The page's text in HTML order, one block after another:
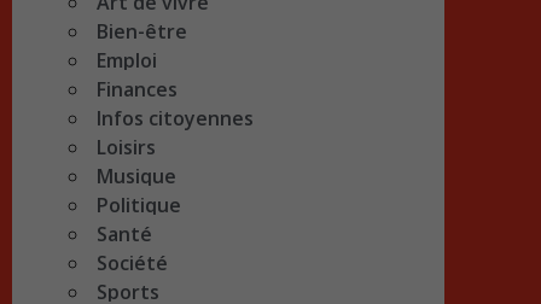
Bien-être
Emploi
Finances
Infos citoyennes
Loisirs
Musique
Politique
Santé
Société
Sports